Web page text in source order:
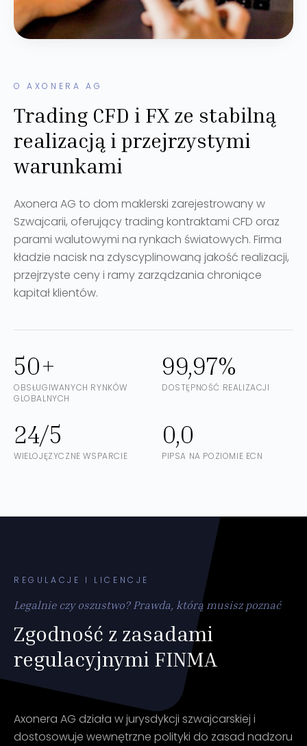
O AXONERA AG
Trading CFD i FX ze stabilną
realizacją i przejrzystymi
warunkami
Axonera AG to dom maklerski zarejestrowany w
Szwajcarii, oferujący trading kontraktami CFD oraz
parami walutowymi na rynkach światowych. Firma
kładzie nacisk na zdyscyplinowaną jakość realizacji,
przejrzyste ceny i ramy zarządzania chroniące
kapitał klientów.
50+
OBSŁUGIWANYCH RYNKÓW
GLOBALNYCH
99,97%
DOSTĘPNOŚĆ REALIZACJI
24/5
WIELOJĘZYCZNE WSPARCIE
0,0
PIPSA NA POZIOMIE ECN
REGULACJE I LICENCJE
Legalnie czy oszustwo? Prawda, którą musisz poznać
Zgodność z zasadami
regulacyjnymi FINMA
Axonera AG działa w jurysdykcji szwajcarskiej i
dostosowuje wewnętrzne polityki do zasad nadzoru